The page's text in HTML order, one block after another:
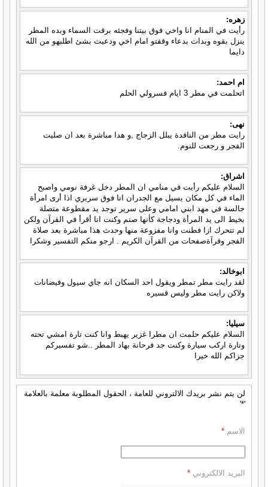
زهره:
رأيت في المنام انا واخي فوق بيتنا وفجئه برقت السماء وبده المطر
ينزل بقوه وبدات بدعاء وقفتو امام اخي ودعيت بشئ اطلبهو من الله
دايما
ام احمد:
اتحلمت في مطر 3 ايام فسرولي الحلم
نهى:
رايت مطر من النافدة يبلل الزجاج ,و هدا مباشرة بعد ان صليت
الفجر و رجعت للنوم.
اشراق:
السلام عليكم رأيت في منامي ان المطر دخل غرفة نومي واصبح
الماء في كل مكان يسيل مع الجدران انا فوق سريري اذا أرى امرأة
جالسة في مهد ابني امامي وعلى سرير توجد يد مقطوعة متصلة
بخيط الى يد المرأة ودجاجة كأنها صنم وكنت انا أقرأ في القرآن ولكن
لم تتحرك ازا فطنت وانا مفزوعة منها وحدث هذا مباشرة بعد صلاة
الفجر وقرآةصفحات من القرآن الكريم . ارجو منكم التفسير وشكرا
ابوخالد:
لقد رايت مطر تمطر ويقول احد السكان انه جاي سيول وفيضانات
ولاكن رايت مطر وليس قسيره
سيليا:
السلام عليكم حلمت ان مطرا غزير يهبط وانا كنت تارة امشي تحته
وتارة اركب سيارة وكنت جد فرحانة بهاد المطر ..شو تفسيركم
جزاكم الله خيرا
لن يتم نشر بريدك الالتروني للعامة ، الحقول المطلوبة معلمة بالعلامة
'*'
الاسم *
البريد الالكتروني *